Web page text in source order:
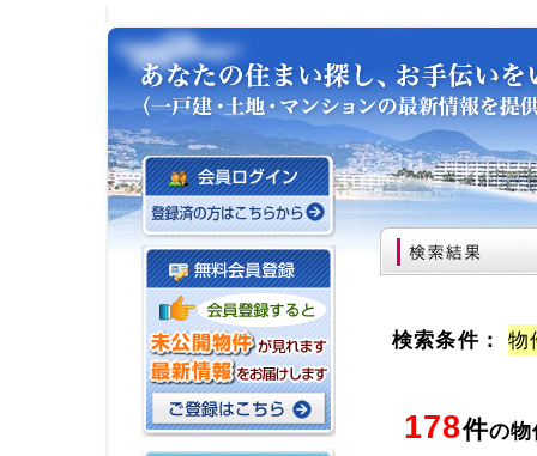
検索条件：物
178件の